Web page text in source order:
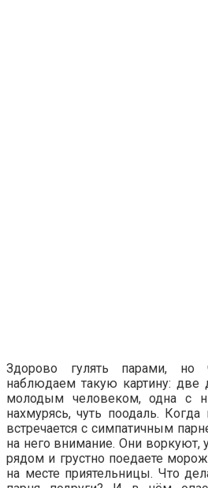
Здорово гулять парами,
наблюдаем такую картину:
молодым человеком, одна с
нахмурясь, чуть поодаль.
встречается с симпатичным
на него внимание. Они воркуют,
рядом и грустно поедаете
на месте приятельницы. Что